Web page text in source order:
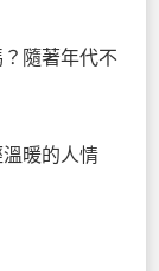
隨著年代不
暖的人情